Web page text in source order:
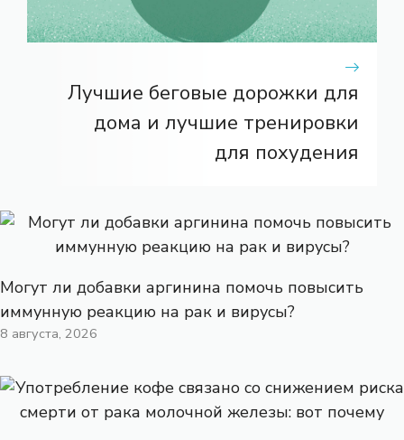
Лучшие беговые дорожки для
дома и лучшие тренировки
для похудения
Могут ли добавки аргинина помочь повысить
иммунную реакцию на рак и вирусы?
8 августа, 2026